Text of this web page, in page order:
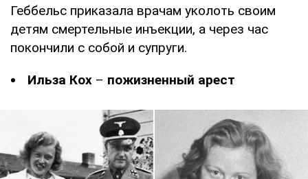
Геббельс приказала врачам уколоть своим
детям смертельные инъекции, а через час
покончили с собой и супруги.
Ильза Кох – пожизненный арест